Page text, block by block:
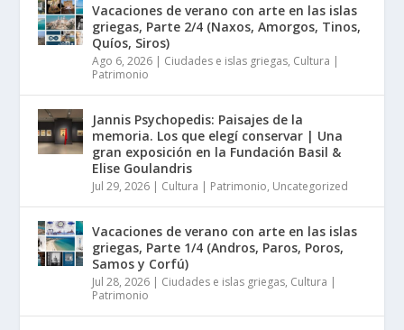
Vacaciones de verano con arte en las islas
griegas, Parte 2/4 (Naxos, Amorgos, Tinos,
Quíos, Siros)
Ago 6, 2026 | Ciudades e islas griegas, Cultura |
Patrimonio
Jannis Psychopedis: Paisajes de la
memoria. Los que elegí conservar | Una
gran exposición en la Fundación Basil &
Elise Goulandris
Jul 29, 2026 | Cultura | Patrimonio, Uncategorized
Vacaciones de verano con arte en las islas
griegas, Parte 1/4 (Andros, Paros, Poros,
Samos y Corfú)
Jul 28, 2026 | Ciudades e islas griegas, Cultura |
Patrimonio